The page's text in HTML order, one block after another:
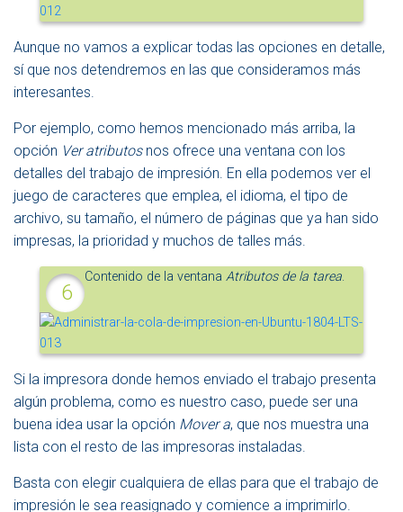
Aunque no vamos a explicar todas las opciones en detalle,
sí que nos detendremos en las que consideramos más
interesantes.
Por ejemplo, como hemos mencionado más arriba, la
opción Ver atributosnos ofrece una ventana con los
detalles del trabajo de impresión. En ella podemos ver el
juego de caracteres que emplea, el idioma, el tipo de
archivo, su tamaño, el número de páginas que ya han sido
impresas, la prioridad y muchos de talles más.
Contenido de la ventanaAtributos de la tarea.
Si la impresora donde hemos enviado el trabajo presenta
algún problema, como es nuestro caso, puede ser una
buena idea usar la opción Mover a, que nos muestra una
lista con el resto de las impresoras instaladas.
Basta con elegir cualquiera de ellas para que el trabajo de
impresión le sea reasignado y comience a imprimirlo.